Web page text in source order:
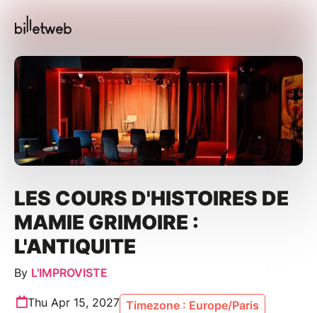
LES COURS D'HISTOIRES DE
MAMIE GRIMOIRE :
L'ANTIQUITE
By L'IMPROVISTE
Thu Apr 15, 2027 Timezone : Europe/Paris